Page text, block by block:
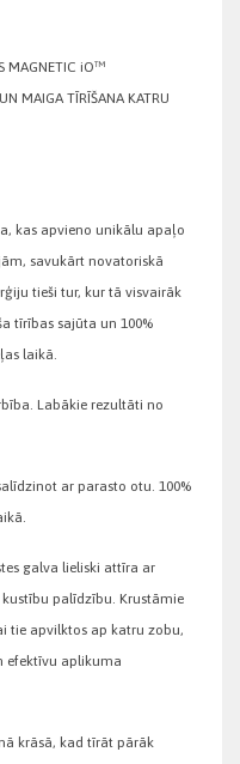
MAGNETIC iO™
MAIGA TĪRĪŠANA KATRU
kas apvieno unikālu apaļo
savukārt novatoriskā
tieši tur, kur tā visvairāk
tīrības sajūta un 100%
laikā.
Labākie rezultāti no
ar parasto otu. 100%
galva lieliski attīra ar
palīdzību. Krustāmie
tie apvilktos ap katru zobu,
efektīvu aplikuma
krāsā, kad tīrāt pārāk